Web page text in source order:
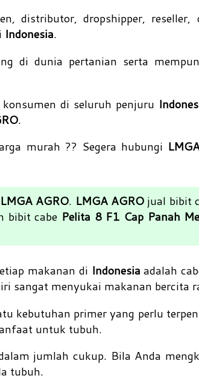
distributor, dropshipper, reseller,
Indonesia.
di dunia pertanian serta
di seluruh penjuru
.
murah ?? Segera hubungi
LMGA AGRO. LMGA AGROjual bibit
bibit cabe Pelita 8 F1 Cap Panah
makanan di Indonesia adalah
sangat menyukai makanan bercita
kebutuhan primer yang perlu
untuk tubuh.
jumlah cukup. Bila Anda
tubuh.